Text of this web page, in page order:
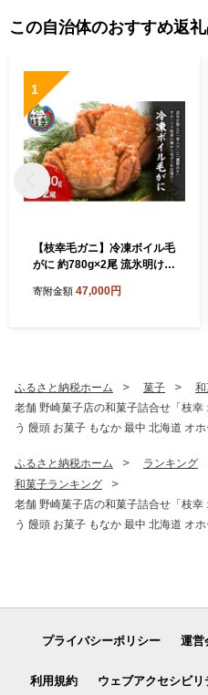
この自治体のおすすめ返
1
【枝幸毛ガニ】冷凍ボイル毛
がに 約780g×2尾 流氷明け
カニ 蟹 毛ガニ 毛がに 毛蟹
寄附金額 47,000円
ふるさと納税ホーム 菓子
老舗 野崎菓子店の和菓子詰合せ「枝
う 饅頭 お菓子 もなか 最中 北海道 オホ
ふるさと納税ホーム ランキング
和菓子ランキング
老舗 野崎菓子店の和菓子詰合せ「枝
う 饅頭 お菓子 もなか 最中 北海道 オホ
プライバシーポリシー 運営
利用規約 ウェブアクセシビ